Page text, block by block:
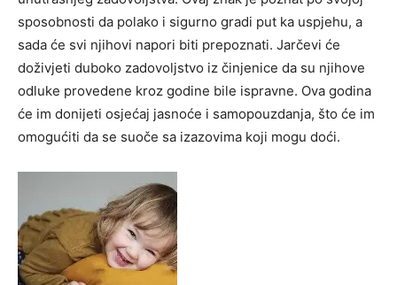
sposobnosti da polako i sigurno gradi put ka uspjehu, a
sada će svi njihovi napori biti prepoznati. Jarčevi će
doživjeti duboko zadovoljstvo iz činjenice da su njihove
odluke provedene kroz godine bile ispravne. Ova godina
će im donijeti osjećaj jasnoće i samopouzdanja, što će im
omogućiti da se suoče sa izazovima koji mogu doći.